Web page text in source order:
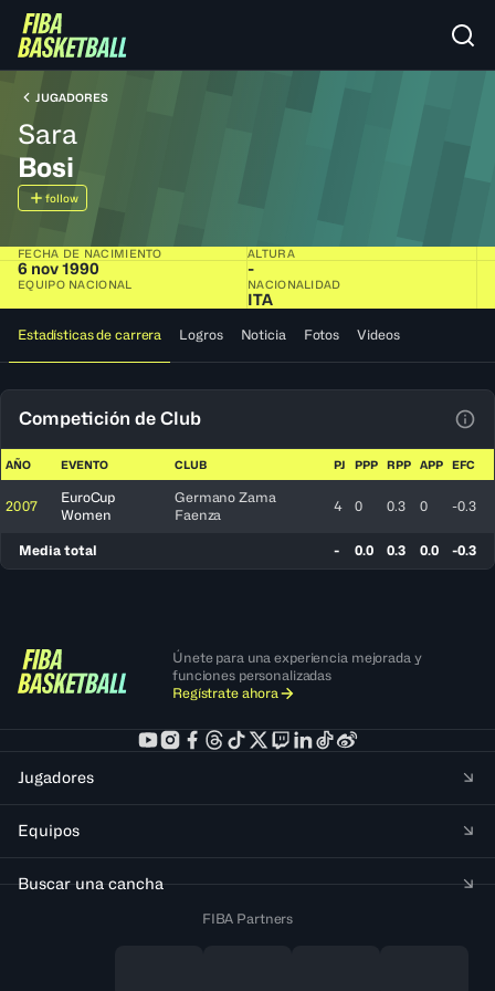
JUGADORES
Sara
Bosi
follow
FECHA DE NACIMIENTO
6 nov 1990
ALTURA
-
EQUIPO NACIONAL NACIONALIDAD
ITA
Estadísticas de carrera Logros Noticia Fotos Videos
Competición de Club
AÑO EVENTO CLUB PJ PPP RPP APP EFC
2007
EuroCup
Women
Germano Zama
Faenza
4 0 0.3 0 -0.3
Media total - 0.0 0.3 0.0 -0.3
Únete para una experiencia mejorada y
funciones personalizadas
Regístrate ahora
Jugadores
Equipos
Buscar una cancha
FIBA Partners